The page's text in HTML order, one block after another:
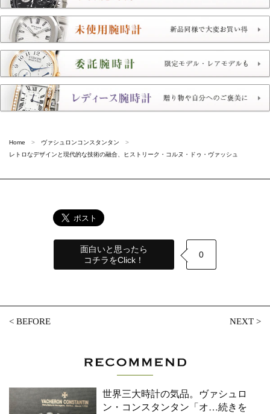
Home
ヴァシュロンコンスタンタン
レトロなデザインと現代的な技術の融合、ヒストリーク・コルヌ・ドゥ・ヴァッシュ
面白いと思ったら
コチラをClick！
0
<BEFORE NEXT>
世界三大時計の気品。ヴァシュロ
ン・コンスタンタン「オ…続きを